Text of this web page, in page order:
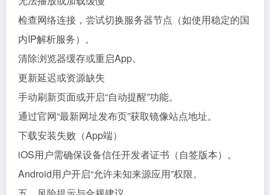
检查网络连接，尝试切换服务器节点（如使用稳定的国
内IP解析服务）。
清除浏览器缓存或重启App。
更新延迟或资源缺失
手动刷新页面或开启“自动提醒”功能。
通过官网“最新网址发布页”获取镜像站点地址。
下载安装失败（App端）
iOS用户需确保设备信任开发者证书（自签版本）。
Android用户开启“允许未知来源应用”权限。